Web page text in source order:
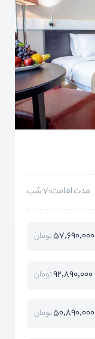
مدت اقامت:7 شب
57,690,000تومان
92,890,000تومان
50,890,000تومان